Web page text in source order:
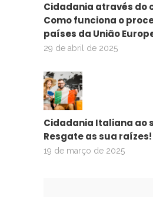
Cidadania através do
Como funciona o
países da União
29 de abril de 2025
Cidadania Italiana ao
Resgate as sua raízes!
19 de março de 2025